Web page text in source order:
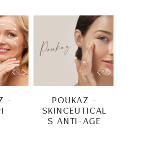
–
POUKAZ –
SKINCEUTICAL
S ANTI-AGE